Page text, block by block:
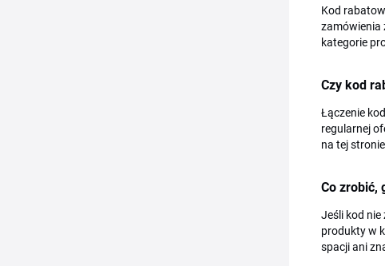
Kod
zamówienia
kategorie
Czy kod
Łączenie
regularnej
na tej
Co zrobić,
Jeśli kod
produkty w
spacji ani